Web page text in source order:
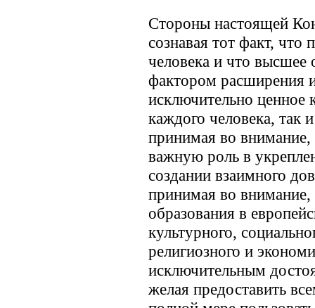
Стороны настоящей
сознавая тот факт, что
человека и что высшее
фактором расширения
исключительно ценное
каждого человека, так
принимая во внимание,
важную роль в
создании взаимного
принимая во внимание,
образования в
культурного,
религиозного и
исключительным
желая предоставить